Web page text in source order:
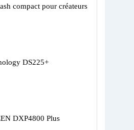
compact pour créateurs
DS225+
DXP4800 Plus